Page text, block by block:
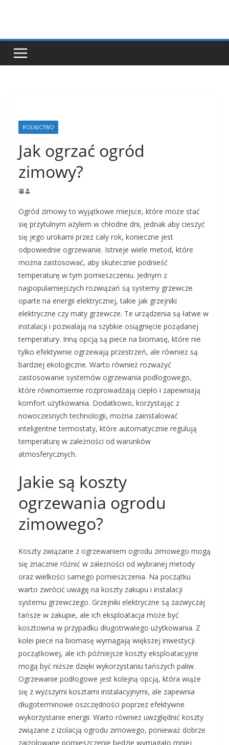
ROLNICTWO
Jak ogrzać ogród
zimowy?
Ogród zimowy to wyjątkowe miejsce, które może stać
się przytulnym azylem w chłodne dni, jednak aby cieszyć
się jego urokami przez cały rok, konieczne jest
odpowiednie ogrzewanie. Istnieje wiele metod, które
można zastosować, aby skutecznie podnieść
temperaturę w tym pomieszczeniu. Jednym z
najpopularniejszych rozwiązań są systemy grzewcze
oparte na energii elektrycznej, takie jak grzejniki
elektryczne czy maty grzewcze. Te urządzenia są łatwe w
instalacji i pozwalają na szybkie osiągnięcie pożądanej
temperatury. Inną opcją są piece na biomasę, które nie
tylko efektywnie ogrzewają przestrzeń, ale również są
bardziej ekologiczne. Warto również rozważyć
zastosowanie systemów ogrzewania podłogowego,
które równomiernie rozprowadzają ciepło i zapewniają
komfort użytkowania. Dodatkowo, korzystając z
nowoczesnych technologii, można zainstalować
inteligentne termostaty, które automatycznie regulują
temperaturę w zależności od warunków
atmosferycznych.
Jakie są koszty
ogrzewania ogrodu
zimowego?
Koszty związane z ogrzewaniem ogrodu zimowego mogą
się znacznie różnić w zależności od wybranej metody
oraz wielkości samego pomieszczenia. Na początku
warto zwrócić uwagę na koszty zakupu i instalacji
systemu grzewczego. Grzejniki elektryczne są zazwyczaj
tańsze w zakupie, ale ich eksploatacja może być
kosztowna w przypadku długotrwałego użytkowania. Z
kolei piece na biomasę wymagają większej inwestycji
początkowej, ale ich późniejsze koszty eksploatacyjne
mogą być niższe dzięki wykorzystaniu tańszych paliw.
Ogrzewanie podłogowe jest kolejną opcją, która wiąże
się z wyższymi kosztami instalacyjnymi, ale zapewnia
długoterminowe oszczędności poprzez efektywne
wykorzystanie energii. Warto również uwzględnić koszty
związane z izolacją ogrodu zimowego, ponieważ dobrze
zaizolowane pomieszczenie będzie wymagało mniej